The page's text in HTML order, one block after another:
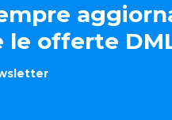
le offerte